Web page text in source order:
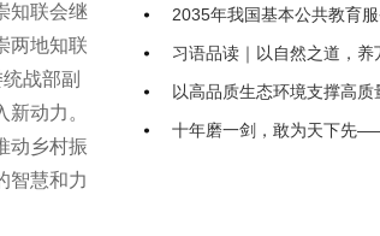
展动向2035年我国基本公共教育
前列习语品读｜以自然之道，养
以高品质生态环境支撑高
国生态日之际
十年磨一剑，敢为天下先
知联会继
两地知联
战部副
动力。
动乡村振
智慧和力